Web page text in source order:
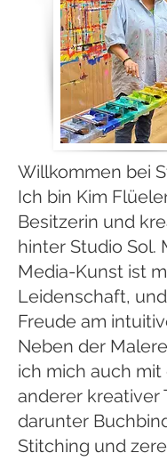
Willkommen bei
Ich bin Kim
Besitzerin und
hinter Studio Sol.
Media-Kunst ist
Leidenschaft,
Freude am
Neben der
ich mich auch mit
anderer kreativer
darunter
Stitching und